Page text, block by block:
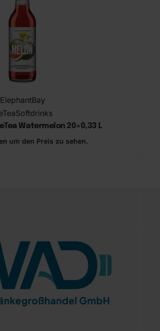
ElephantBay
Softdrinks
Watermelon ​20×0,33 L
um den Preis zu sehen.